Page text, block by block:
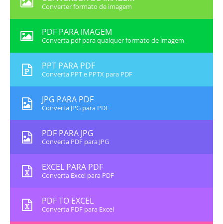
Converter formato de imagem
PDF PARA IMAGEM
Converta pdf para qualquer formato de imagem
PPT PARA PDF
Converta PPT e PPTX para PDF
JPG PARA PDF
Converta JPG para PDF
PDF PARA JPG
Converta PDF para JPG
EXCEL PARA PDF
Converta Excel para PDF
PDF TO EXCEL
Converta PDF para Excel